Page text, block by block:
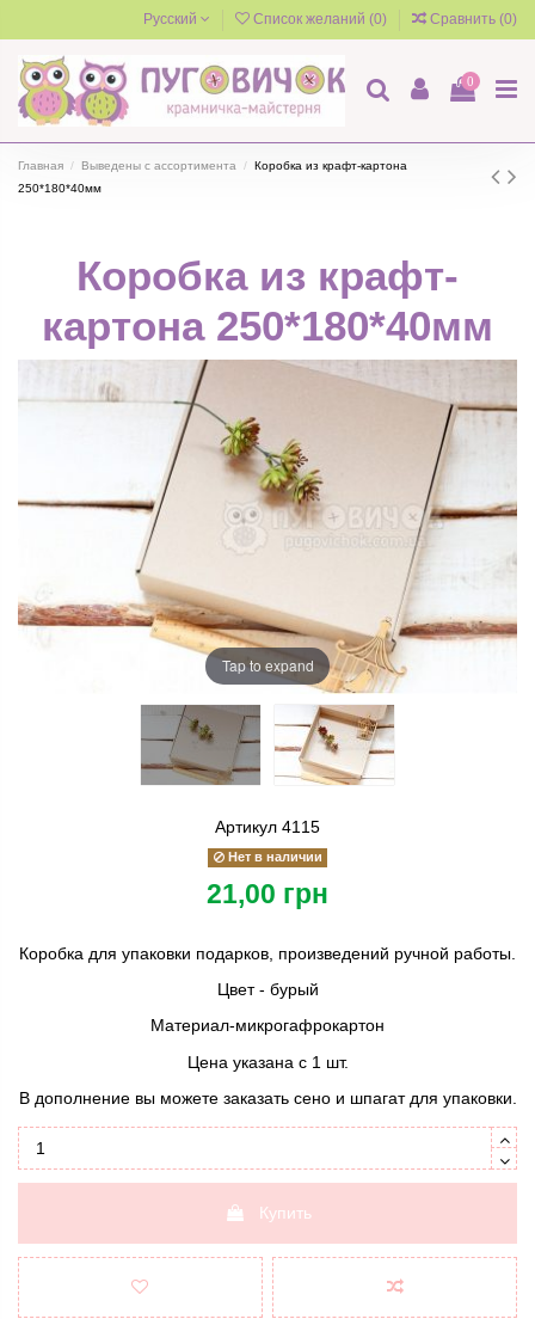
Русский Список желаний (0) Сравнить (0)
0
Главная Выведены с ассортимента
Коробка из крафт-картона
250*180*40мм
Коробка из крафт-
картона 250*180*40мм
Tap to expand
Артикул 4115
Нет в наличии
21,00 грн
Коробка для упаковки подарков, произведений ручной работы.
Цвет - бурый
Материал-микрогафрокартон
Цена указана с 1 шт.
В дополнение вы можете заказатьсенои шпагатдля упаковки.
Купить